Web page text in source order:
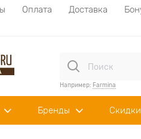
Оплата Доставка
Например: Farmina
Бренды